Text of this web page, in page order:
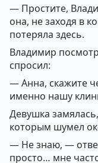
— Простите,
она, не заходя в
потеряла здесь.
Владимир
спросил:
— Анна, скажите
именно нашу
Девушка
которым шумел
— Не знаю, —
просто… мне